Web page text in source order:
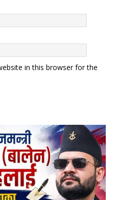
in this browser for the